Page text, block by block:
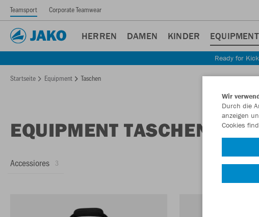
Teamsport Corporate Teamwear
HERREN DAMEN KINDER EQUIPMENT
Ready for
Startseite Equipment Taschen
EQUIPMENT TASCHEN
Accessiores 3
Wir
Durch die
anzeigen
Cookies